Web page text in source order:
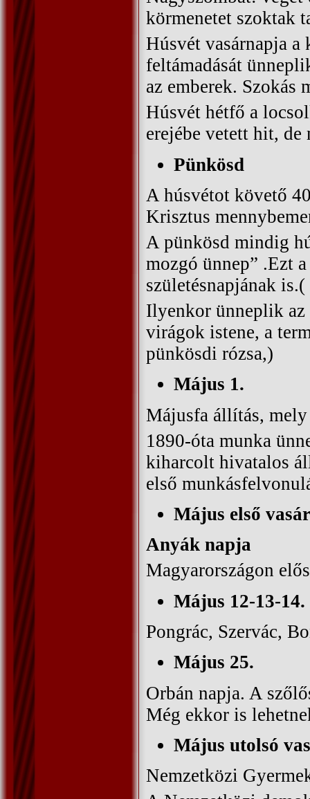
körmenetet szoktak
Húsvét vasárnapja a
feltámadását
az emberek. Szokás
Húsvét hétfő a
erejébe vetett hit,
Pünkösd
A húsvétot követő
Krisztus
A pünkösd mindig
mozgó ünnep” .Ezt
születésnapjának
Ilyenkor ünneplik az
virágok istene, a
pünkösdi rózsa,)
Május 1.
Májusfa állítás, mely
1890-óta munka
kiharcolt hivatalos
első
Május első
Anyák napja
Magyarországon
Május 12-13-14.
Pongrác, Szervác,
Május 25.
Orbán napja. A
Még ekkor is
Május utolsó
Nemzetközi